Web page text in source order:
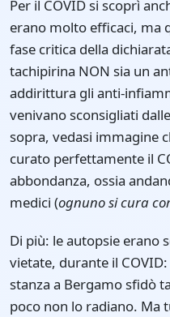
Per il COVID si scoprì
erano molto efficaci, ma
fase critica della
tachipirina NON sia un
addirittura gli anti-
venivano sconsigliati
sopra, vedasi immagine
curato perfettamente il
abbondanza, ossia
medici (ognuno si cura
Di più: le autopsie erano
vietate, durante il
stanza a Bergamo sfidò
poco non lo radiano. Ma